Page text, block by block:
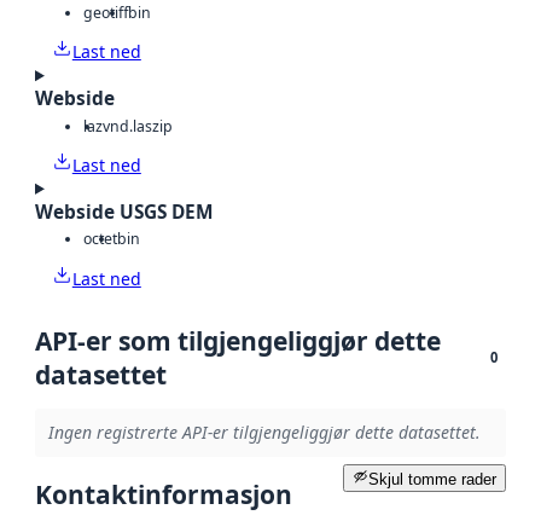
geotiffbin
Last ned
Webside
lazvnd.laszip
Last ned
Webside USGS DEM
octetbin
Last ned
API-er som tilgjengeliggjør dette
datasettet
0
Ingen registrerte API-er tilgjengeliggjør dette datasettet.
Skjul tomme rader
Kontaktinformasjon